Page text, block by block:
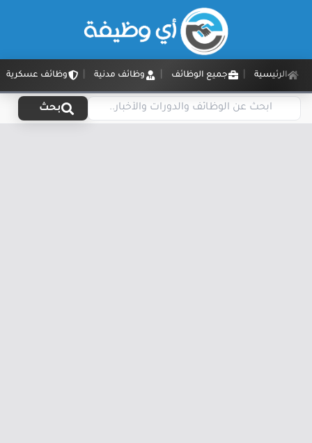
الرئيسية جميع الوظائف وظائف مدنية وظائف عسكرية
بحث